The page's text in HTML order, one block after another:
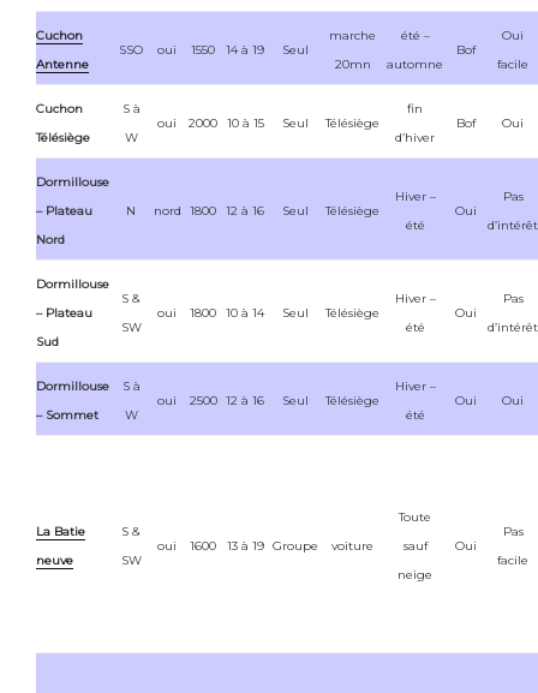
Cuchon
Antenne
SSO oui 1550 14 à 19 Seul
marche
20mn
été –
automne
Bof
Oui
facile
Cuchon
Télésiège
S à
W
oui 2000 10 à 15 Seul Télésiège
fin
d’hiver
Bof Oui
Dormillouse
– Plateau
Nord
N nord 1800 12 à 16 Seul Télésiège
Hiver –
été
Oui
Pas
d’intérêt
Dormillouse
– Plateau
Sud
S &
SW
oui 1800 10 à 14 Seul Télésiège
Hiver –
été
Oui
Pas
d’intérêt
Dormillouse
– Sommet
S à
W
oui 2500 12 à 16 Seul Télésiège
Hiver –
été
Oui Oui
La Batie
neuve
S &
SW
oui 1600 13 à 19 Groupe voiture
Toute
sauf
neige
Oui
Pas
facile